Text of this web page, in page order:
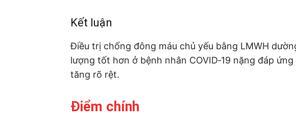
Kết luận
Điều trị chống đông máu chủ yếu bằng LMWH
lượng tốt hơn ở bệnh nhân COVID‐19 nặng đáp
tăng rõ rệt.
Điểm chính